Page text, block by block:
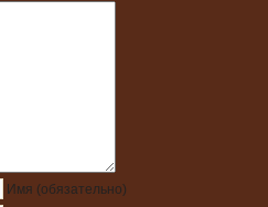
Имя (обязательно)